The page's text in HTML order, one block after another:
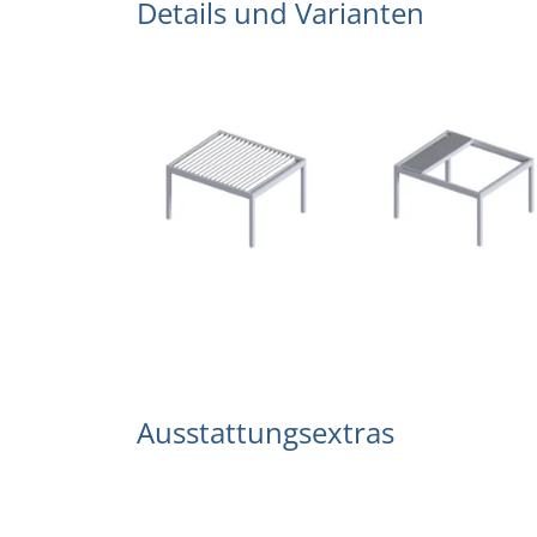
Details und Varianten
Ausstattungsextras